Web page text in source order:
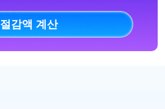
절감액 계산